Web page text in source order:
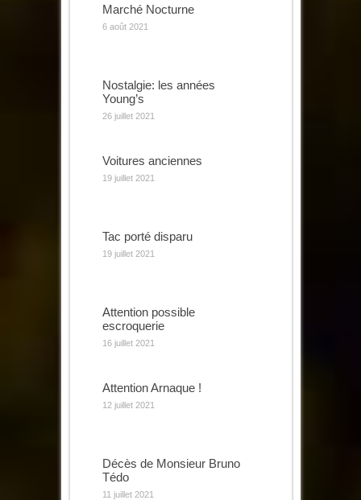
Marché Nocturne
6 août 2021
Nostalgie: les années
Young’s
26 juillet 2021
Voitures anciennes
19 juillet 2021
Tac porté disparu
19 juillet 2021
Attention possible
escroquerie
16 juillet 2021
Attention Arnaque !
12 juillet 2021
Décès de Monsieur Bruno
Tédo
11 juillet 2021